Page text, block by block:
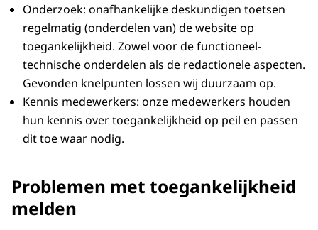
Onderzoek: onafhankelijke deskundigen toetsen
regelmatig (onderdelen van) de website op
toegankelijkheid. Zowel voor de functioneel-
technische onderdelen als de redactionele aspecten.
Gevonden knelpunten lossen wij duurzaam op.
Kennis medewerkers: onze medewerkers houden
hun kennis over toegankelijkheid op peil en passen
dit toe waar nodig.
Problemen met toegankelijkheid
melden